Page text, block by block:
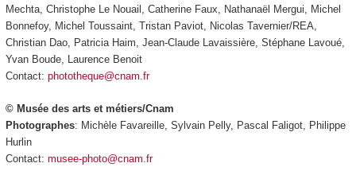
Mechta, Christophe Le Nouail, Catherine Faux, Nathanaël Mergui, Michel
Bonnefoy, Michel Toussaint, Tristan Paviot, Nicolas Tavernier/REA,
Christian Dao, Patricia Haim, Jean-Claude Lavaissière, Stéphane Lavoué,
Yvan Boude, Laurence Benoit
Contact: phototheque@cnam.fr
© Musée des arts et métiers/Cnam
Photographes: Michèle Favareille, Sylvain Pelly, Pascal Faligot, Philippe
Hurlin
Contact: musee-photo@cnam.fr